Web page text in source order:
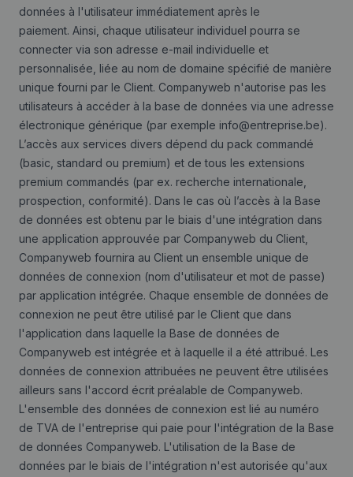
données à l'utilisateur immédiatement après le
paiement. Ainsi, chaque utilisateur individuel pourra se
connecter via son adresse e-mail individuelle et
personnalisée, liée au nom de domaine spécifié de manière
unique fourni par le Client. Companyweb n'autorise pas les
utilisateurs à accéder à la base de données via une adresse
électronique générique (par exemple info@entreprise.be).
L’accès aux services divers dépend du pack commandé
(basic, standard ou premium) et de tous les extensions
premium commandés (par ex. recherche internationale,
prospection, conformité). Dans le cas où l’accès à la Base
de données est obtenu par le biais d'une intégration dans
une application approuvée par Companyweb du Client,
Companyweb fournira au Client un ensemble unique de
données de connexion (nom d'utilisateur et mot de passe)
par application intégrée. Chaque ensemble de données de
connexion ne peut être utilisé par le Client que dans
l'application dans laquelle la Base de données de
Companyweb est intégrée et à laquelle il a été attribué. Les
données de connexion attribuées ne peuvent être utilisées
ailleurs sans l'accord écrit préalable de Companyweb.
L'ensemble des données de connexion est lié au numéro
de TVA de l'entreprise qui paie pour l'intégration de la Base
de données Companyweb. L'utilisation de la Base de
données par le biais de l'intégration n'est autorisée qu'aux